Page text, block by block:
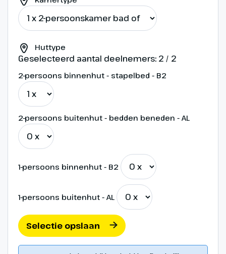
over naar Engeland en rijden naar
de havenstad Newcastle. Hier
gaan we aan boord van de ferry
brengt. Diner en overnachting
aan boord.
Dag 10
Huttype
Geselecteerd aantal deelnemers: 2 / 2
2-persoons binnenhut - stapelbed - B2
2-persoons buitenhut - bedden beneden - AL
1-persoons binnenhut - B2
1-persoons buitenhut - AL
Selectie opslaan